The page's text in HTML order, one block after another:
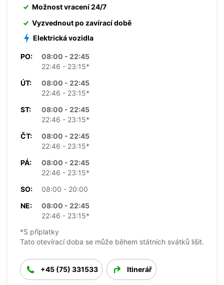
Možnost vracení 24/7
Vyzvednout po zavírací době
Elektrická vozidla
PO:
08:00 - 22:45
22:46 - 23:15*
ÚT:
08:00 - 22:45
22:46 - 23:15*
ST:
08:00 - 22:45
22:46 - 23:15*
ČT:
08:00 - 22:45
22:46 - 23:15*
PÁ:
08:00 - 22:45
22:46 - 23:15*
SO:
08:00 - 20:00
NE:
08:00 - 22:45
22:46 - 23:15*
*S příplatky
Tato otevírací doba se může během státních svátků lišit.
+45 (75) 331533 Itinerář